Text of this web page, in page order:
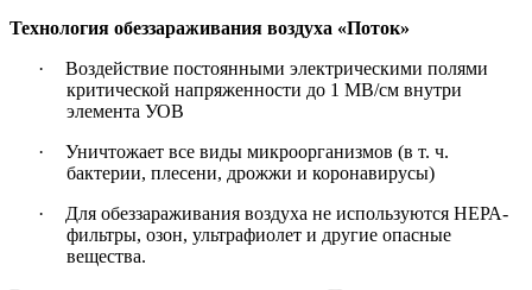
Технология обеззараживания воздуха «Поток»
·
Воздействие постоянными электрическими полями
критической напряженности до 1 МВ/см внутри
элемента УОВ
·
Уничтожает все виды микроорганизмов (в т. ч.
бактерии, плесени, дрожжи и коронавирусы)
·
Для обеззараживания воздуха не используются НЕРА-
фильтры, озон, ультрафиолет и другие опасные
вещества.